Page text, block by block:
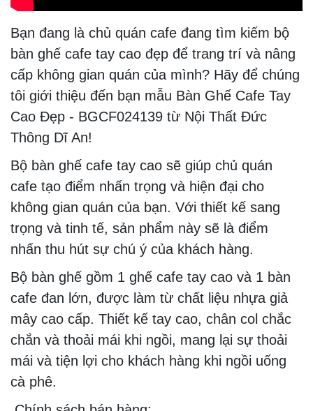
Bạn đang là chủ quán cafe đang tìm kiếm bộ
bàn ghế cafe tay cao đẹp để trang trí và nâng
cấp không gian quán của mình? Hãy để chúng
tôi giới thiệu đến bạn mẫu Bàn Ghế Cafe Tay
Cao Đẹp - BGCF024139 từ Nội Thất Đức
Thông Dĩ An!
Bộ bàn ghế cafe tay cao sẽ giúp chủ quán
cafe tạo điểm nhấn trọng và hiện đại cho
không gian quán của bạn. Với thiết kế sang
trọng và tinh tế, sản phẩm này sẽ là điểm
nhấn thu hút sự chú ý của khách hàng.
Bộ bàn ghế gồm 1 ghế cafe tay cao và 1 bàn
cafe đan lớn, được làm từ chất liệu nhựa giả
mây cao cấp. Thiết kế tay cao, chân col chắc
chắn và thoải mái khi ngồi, mang lại sự thoải
mái và tiện lợi cho khách hàng khi ngồi uống
cà phê.